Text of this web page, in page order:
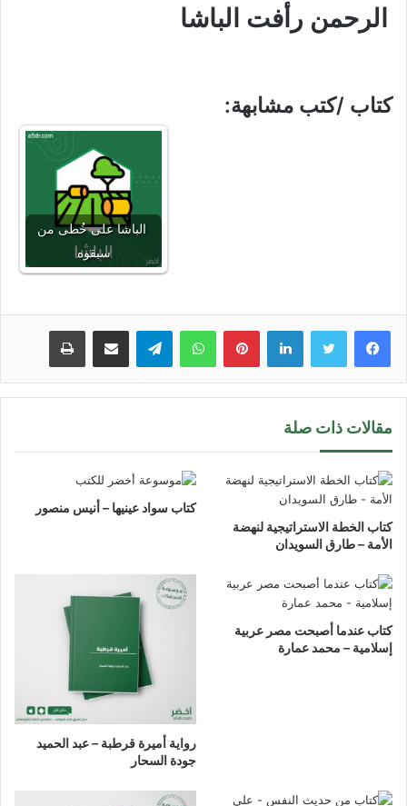
الرحمن رأفت الباشا
كتاب /كتب مشابهة:
الباشا على خُطى من
سبقوه
لينكدإن بينتيريستواتساب تيلقرام مشاركة عبر البريد طباعة
مقالات ذات صلة
كتاب الخطة الاستراتيجية لنهضة
الأمة – طارق السويدان
كتاب سواد عينيها – أنيس منصور
كتاب عندما أصبحت مصر عربية
إسلامية – محمد عمارة
رواية أميرة قرطبة – عبد الحميد
جودة السحار